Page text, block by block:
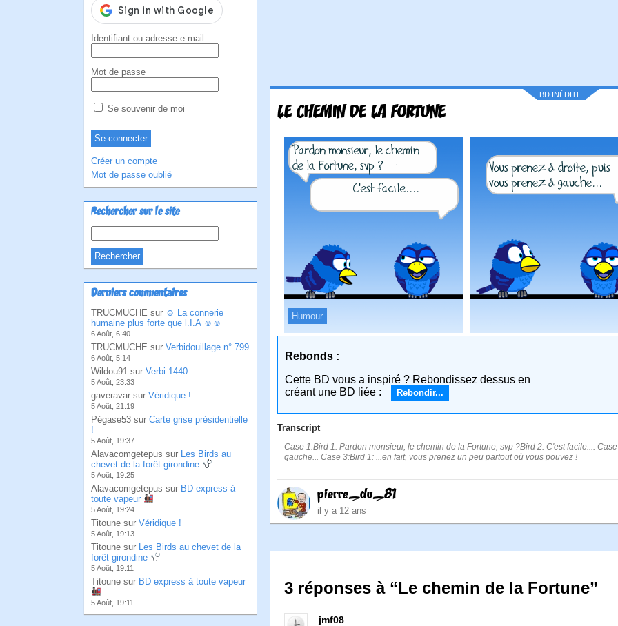
Identifiant ou adresse e-mail
Mot de passe
Se souvenir de moi
Créer un compte
Mot de passe oublié
Rechercher sur le site
Derniers commentaires
TRUCMUCHE sur ☺ La connerie
humaine plus forte que l.I.A ☺☺
6 Août, 6:40
TRUCMUCHE sur Verbidouillage n° 799
6 Août, 5:14
Wildou91 sur Verbi 1440
5 Août, 23:33
gaveravar sur Véridique !
5 Août, 21:19
Pégase53 sur Carte grise présidentielle
!
5 Août, 19:37
Alavacomgetepus sur Les Birds au
chevet de la forêt girondine
5 Août, 19:25
Alavacomgetepus sur BD express à
toute vapeur
5 Août, 19:24
Titoune sur Véridique !
5 Août, 19:13
Titoune sur Les Birds au chevet de la
forêt girondine
5 Août, 19:11
Titoune sur BD express à toute vapeur
5 Août, 19:11
BD INÉDITE
LE CHEMIN DE LA FORTUNE
Humour
Rebonds :
Cette BD vous a inspiré ? Rebondissez dessus en
créant une BD liée :
Rebondir...
Transcript
Case 1:Bird 1: Pardon monsieur, le chemin de la Fortune, svp ?Bird 2: C'est facile....
gauche... Case 3:Bird 1: ...en fait, vous prenez un peu partout où vous pouvez !
pierre_du_81
il y a 12 ans
3 réponses à “Le chemin de la Fortune”
jmf08